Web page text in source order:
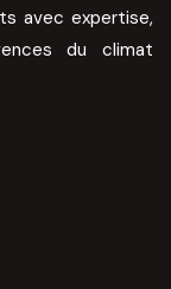
avec expertise,
du climat